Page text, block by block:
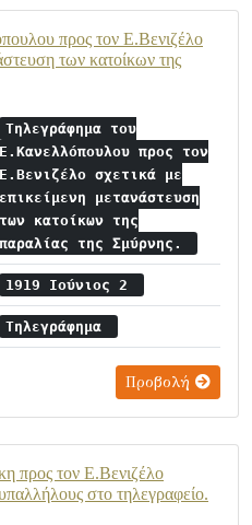
προς τον Ε.Βενιζέλο
των κατοίκων της
Τηλεγράφημα του
Ε.Κανελλόπουλου προς τον
Ε.Βενιζέλο σχετικά με
επικείμενη μετανάστευση
των κατοίκων της
παραλίας της Σμύρνης.
1919 Ιούνιος 2
Τηλεγράφημα
Προβολή
προς τον Ε.Βενιζέλο
στο τηλεγραφείο.